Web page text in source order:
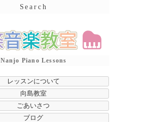
Search
Nanjo Piano Lessons
レッスンについて
向島教室
ごあいさつ
ブログ